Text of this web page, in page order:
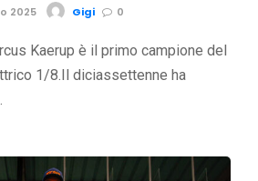
2025 Gigi 0
Kaerup è il primo campione del
1/8.Il diciassettenne ha